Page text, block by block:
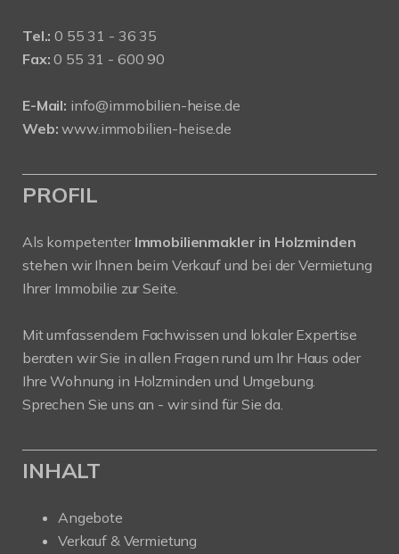
Tel.: 0 55 31 - 36 35
Fax: 0 55 31 - 600 90
E-Mail: info@immobilien-heise.de
Web: www.immobilien-heise.de
PROFIL
Als kompetenter Immobilienmakler in Holzminden
stehen wir Ihnen beim Verkauf und bei der Vermietung
Ihrer Immobilie zur Seite.
Mit umfassendem Fachwissen und lokaler Expertise
beraten wir Sie in allen Fragen rund um Ihr Haus oder
Ihre Wohnung in Holzminden und Umgebung.
Sprechen Sie uns an - wir sind für Sie da.
INHALT
Angebote
Verkauf & Vermietung